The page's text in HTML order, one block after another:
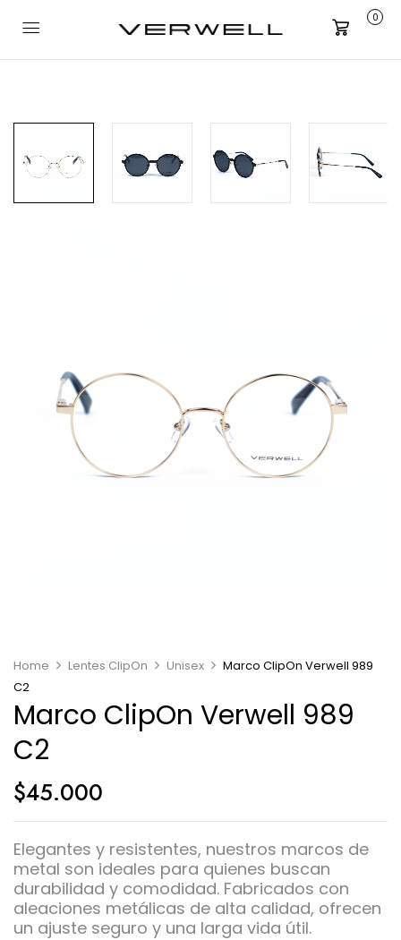
Carrito
0
Home Lentes ClipOn Unisex
Marco ClipOn Verwell 989
C2
Marco ClipOn Verwell 989
C2
$45.000
Elegantes y resistentes, nuestros marcos de
metal son ideales para quienes buscan
durabilidad y comodidad. Fabricados con
aleaciones metálicas de alta calidad, ofrecen
un ajuste seguro y una larga vida útil.